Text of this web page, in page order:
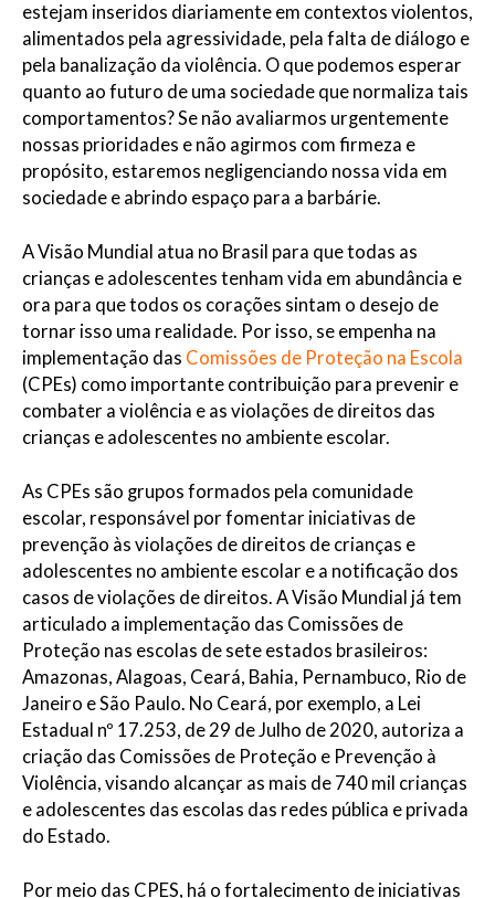
estejam inseridos diariamente em contextos violentos,
alimentados pela agressividade, pela falta de diálogo e
pela banalização da violência. O que podemos esperar
quanto ao futuro de uma sociedade que normaliza tais
comportamentos? Se não avaliarmos urgentemente
nossas prioridades e não agirmos com firmeza e
propósito, estaremos negligenciando nossa vida em
sociedade e abrindo espaço para a barbárie.
A Visão Mundial atua no Brasil para que todas as
crianças e adolescentes tenham vida em abundância e
ora para que todos os corações sintam o desejo de
tornar isso uma realidade. Por isso, se empenha na
implementação das Comissões de Proteção na Escola
(CPEs) como importante contribuição para prevenir e
combater a violência e as violações de direitos das
crianças e adolescentes no ambiente escolar.
As CPEs são grupos formados pela comunidade
escolar, responsável por fomentar iniciativas de
prevenção às violações de direitos de crianças e
adolescentes no ambiente escolar e a notificação dos
casos de violações de direitos. A Visão Mundial já tem
articulado a implementação das Comissões de
Proteção nas escolas de sete estados brasileiros:
Amazonas, Alagoas, Ceará, Bahia, Pernambuco, Rio de
Janeiro e São Paulo. No Ceará, por exemplo, a Lei
Estadual nº 17.253, de 29 de Julho de 2020, autoriza a
criação das Comissões de Proteção e Prevenção à
Violência, visando alcançar as mais de 740 mil crianças
e adolescentes das escolas das redes pública e privada
do Estado.
Por meio das CPES, há o fortalecimento de iniciativas